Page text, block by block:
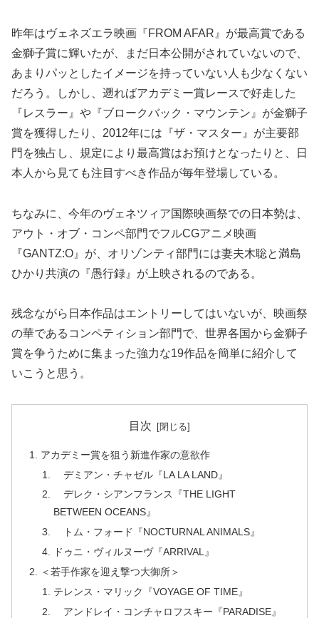
昨年はヴェネズエラ映画『FROM AFAR』が最高賞である
金獅子賞に輝いたが、まだ日本公開がされていないので、
あまりパッとしたイメージを持っていない人も少なくない
だろう。しかし、遡ればアカデミー賞レースで好走した
『レスラー』や『ブロークバック・マウンテン』が金獅子
賞を獲得したり、2012年には『ザ・マスター』が主要部
門を独占し、規定により最高賞はお預けとなったりと、日
本人から見ても注目すべき作品が毎年登場している。
ちなみに、今年のヴェネツィア国際映画祭での日本勢は、
アウト・オブ・コンペ部門でフルCGアニメ映画
『GANTZ:O』が、オリゾンティ部門には妻夫木聡と満島
ひかり共演の『愚行録』が上映されるのである。
残念ながら日本作品はエントリーしてはいないが、映画祭
の華であるコンペティション部門で、世界各国から金獅子
賞を争うために集まった強力な19作品を簡単に紹介して
いこうと思う。
目次
アカデミー賞を狙う新進作家の意欲作
デミアン・チャゼル『LA LA LAND』
デレク・シアンフランス『THE LIGHT
BETWEEN OCEANS』
トム・フォード『NOCTURNAL ANIMALS』
ドゥニ・ヴィルヌーヴ『ARRIVAL』
＜若手作家を迎え撃つ大御所＞
テレンス・マリック『VOYAGE OF TIME』
アンドレイ・コンチャロフスキー『PARADISE』